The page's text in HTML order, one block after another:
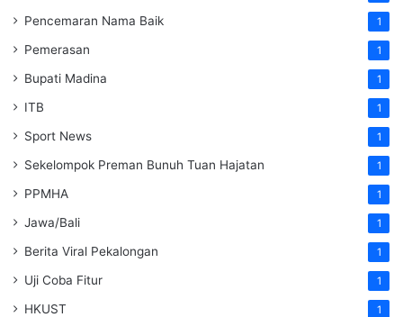
Pencemaran Nama Baik 1
Pemerasan 1
Bupati Madina 1
ITB 1
Sport News 1
Sekelompok Preman Bunuh Tuan Hajatan 1
PPMHA 1
Jawa/Bali 1
Berita Viral Pekalongan 1
Uji Coba Fitur 1
HKUST 1